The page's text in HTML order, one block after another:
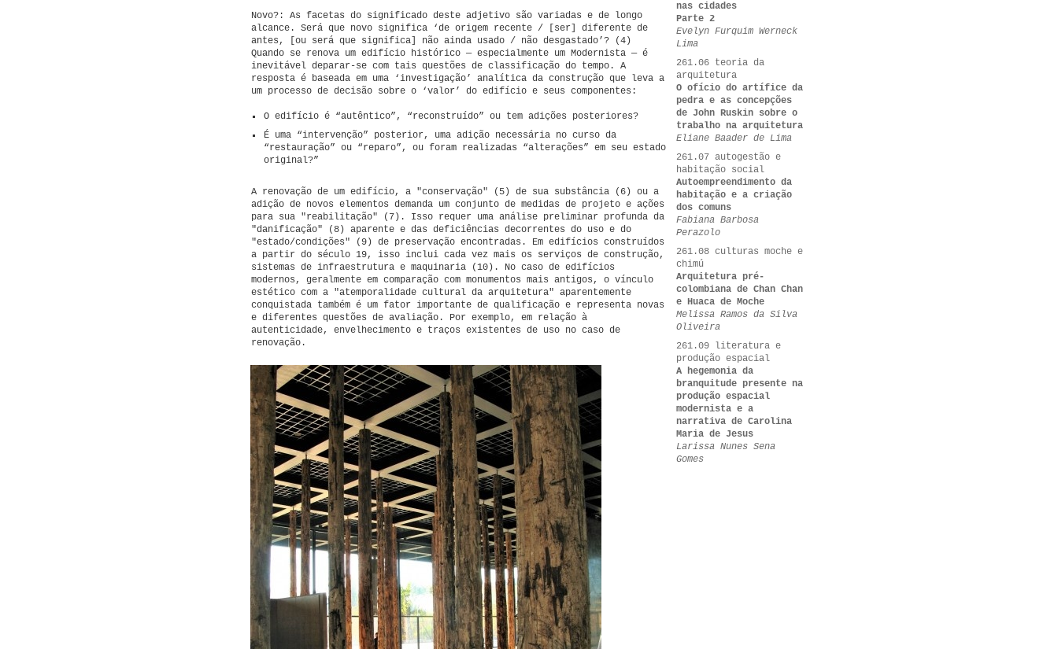
Novo?: As facetas do significado deste adjetivo são variadas e de longo
alcance. Será que novo significa ‘de origem recente / [ser] diferente de
antes, [ou será que significa] não ainda usado / não desgastado’? (4)
Quando se renova um edifício histórico — especialmente um Modernista — é
inevitável deparar-se com tais questões de classificação do tempo. A
resposta é baseada em uma ‘investigação’ analítica da construção que leva a
um processo de decisão sobre o ‘valor’ do edifício e seus componentes:
O edifício é “autêntico”, “reconstruído” ou tem adições posteriores?
É uma “intervenção” posterior, uma adição necessária no curso da
“restauração” ou “reparo”, ou foram realizadas “alterações” em seu estado
original?”
A renovação de um edifício, a "conservação" (5) de sua substância (6) ou a
adição de novos elementos demanda um conjunto de medidas de projeto e ações
para sua "reabilitação" (7). Isso requer uma análise preliminar profunda da
"danificação" (8) aparente e das deficiências decorrentes do uso e do
"estado/condições" (9) de preservação encontradas. Em edifícios construídos
a partir do século 19, isso inclui cada vez mais os serviços de construção,
sistemas de infraestrutura e maquinaria (10). No caso de edifícios
modernos, geralmente em comparação com monumentos mais antigos, o vínculo
estético com a "atemporalidade cultural da arquitetura" aparentemente
conquistada também é um fator importante de qualificação e representa novas
e diferentes questões de avaliação. Por exemplo, em relação à
autenticidade, envelhecimento e traços existentes de uso no caso de
renovação.
nas cidades
Parte 2
Evelyn Furquim Werneck
Lima
261.06 teoria da
arquitetura
O ofício do artífice da
pedra e as concepções
de John Ruskin sobre o
trabalho na arquitetura
Eliane Baader de Lima
261.07 autogestão e
habitação social
Autoempreendimento da
habitação e a criação
dos comuns
Fabiana Barbosa
Perazolo
261.08 culturas moche e
chimú
Arquitetura pré-
colombiana de Chan Chan
e Huaca de Moche
Melissa Ramos da Silva
Oliveira
261.09 literatura e
produção espacial
A hegemonia da
branquitude presente na
produção espacial
modernista e a
narrativa de Carolina
Maria de Jesus
Larissa Nunes Sena
Gomes